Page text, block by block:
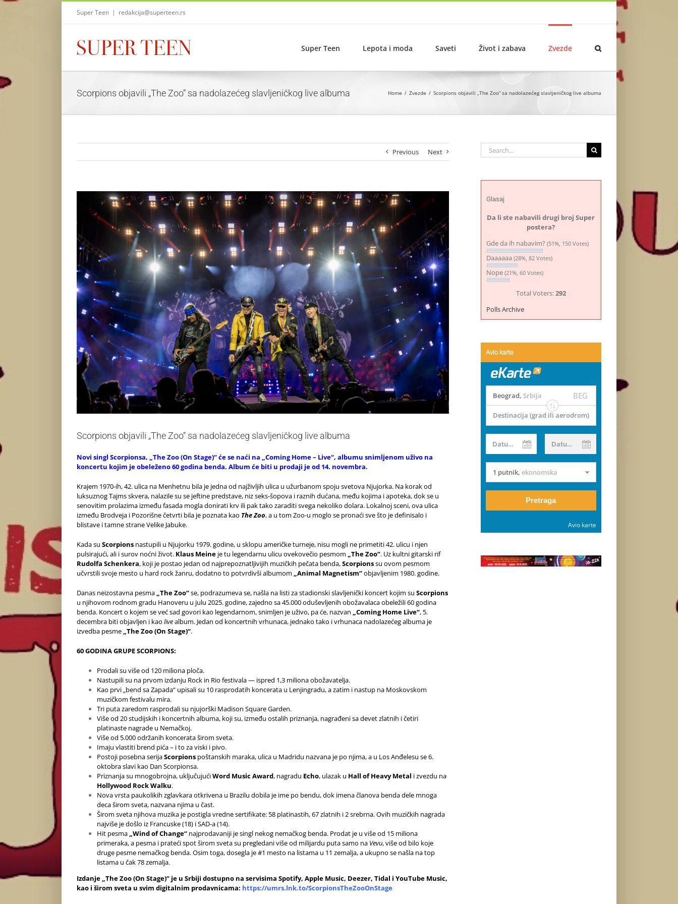
Skip
Super Teen | redakcija@superteen.rs
Super Teen Lepota i moda Saveti Život i zabava Zvezde
Scorpions objavili „The Zoo“ sa nadolazećeg slavljeničkog live albuma Home Zvezde Scorpions objavili „The Zoo“ sa nadolazećeg slavljeničkog live albuma
Previous Next
Image
Scorpions objavili „The Zoo“ sa nadolazećeg slavljeničkog live albuma
Novi singl Scorpionsa, „The Zoo (On Stage)“ će se naći na „Coming Home – Live“, albumu snimljenom uživo na
koncertu kojim je obeleženo 60 godina benda. Album će biti u prodaji je od 14. novembra.
Krajem 1970-ih, 42. ulica na Menhetnu bila je jedna od najživljih ulica u užurbanom spoju svetova Njujorka. Na korak od
luksuznog Tajms skvera, nalazile su se jeftine predstave, niz seks-šopova i raznih dućana, među kojima i apoteka, dok se u
senovitim prolazima između fasada mogla donirati krv ili pak tako zaraditi svega nekoliko dolara. Lokalnoj sceni, ova ulica
između Brodveja i Pozorišne četvrti bila je poznata kao The Zoo, a u tom Zoo-u moglo se pronaći sve što je definisalo i
blistave i tamne strane Velike Jabuke.
Kada su Scorpions nastupili u Njujorku 1979. godine, u sklopu američke turneje, nisu mogli ne primetiti 42. ulicu i njen
pulsirajući, ali i surov noćni život. Klaus Meine je tu legendarnu ulicu ovekovečio pesmom „The Zoo“. Uz kultni gitarski rif
Rudolfa Schenkera, koji je postao jedan od najprepoznatljivijih muzičkih pečata benda,Scorpionssu ovom pesmom
učvrstili svoje mesto u hard rock žanru, dodatno to potvrdivši albumom „Animal Magnetism“objavljenim 1980. godine.
Danas neizostavna pesma „The Zoo“se, podrazumeva se, našla na listi za stadionski slavljenički koncert kojim su Scorpions
u njihovom rodnom gradu Hanoveru u julu 2025. godine, zajedno sa 45.000 oduševljenih obožavalaca obeležili 60 godina
benda. Koncert o kojem se već sad govori kao legendarnom, snimljen je uživo, pa će, nazvan „Coming Home Live“, 5.
decembra biti objavljen i kao livealbum. Jedan od koncertnih vrhunaca, jednako tako i vrhunaca nadolazećeg albuma je
izvedba pesme „The Zoo (On Stage)“.
60 GODINA GRUPE SCORPIONS:
Prodali su više od 120 miliona ploča.
Nastupili su na prvom izdanju Rock in Rio festivala — ispred 1,3 miliona obožavatelja.
Kao prvi „bend sa Zapada“ upisali su 10 rasprodatih koncerata u Lenjingradu, a zatim i nastup na Moskovskom
muzičkom festivalu mira.
Tri puta zaredom rasprodali su njujorški Madison Square Garden.
Više od 20 studijskih i koncertnih albuma, koji su, između ostalih priznanja, nagrađeni sa devet zlatnih i četiri
platinaste nagrade u Nemačkoj.
Više od 5.000 održanih koncerata širom sveta.
Imaju vlastiti brend pića – i to za viski i pivo.
Postoji posebna serijaScorpions poštanskih maraka, ulica u Madridu nazvana je po njima, a u Los Anđelesu se 6.
oktobra slavi kao Dan Scorpionsa.
Priznanja su mnogobrojna, uključujućiWord Music Award, nagradu Echo, ulazak u Hall of Heavy Metal i zvezdu na
Hollywood Rock Walku.
Nova vrsta paukolikih zglavkara otkrivena u Brazilu dobila je ime po bendu, dok imena članova benda dele mnoga
deca širom sveta, nazvana njima u čast.
Širom sveta njihova muzika je postigla vredne sertifikate: 58 platinastih, 67 zlatnih i 2 srebrna. Ovih muzičkih nagrada
najviše je došlo iz Francuske (18) i SAD-a (14).
Hit pesma „Wind of Change“ najprodavaniji je singl nekog nemačkog benda. Prodat je u više od 15 miliona
primeraka, a pesma i prateći spot širom sveta su pregledani više od milijardu puta samo na Vevu, više od bilo koje
druge pesme nemačkog benda. Osim toga, dosegla je #1 mesto na listama u 11 zemalja, a ukupno se našla na top
listama u čak 78 zemalja.
Izdanje „The Zoo (On Stage)“ je u Srbiji dostupno na servisima Spotify, Apple Music, Deezer, Tidal i YouTube Music,
kao i širom sveta u svim digitalnim prodavnicama: https://umrs.lnk.to/ScorpionsTheZooOnStage
Search
for:
Glasaj
Da li ste nabavili drugi broj Super
postera?
Gde da ih nabavim? (51%, 150 Votes)
Daaaaaa (28%, 82 Votes)
Nope (21%, 60 Votes)
Total Voters:292
Polls Archive
Avio karte
Beograd, Srbija BEG
Destinacija (grad ili aerodrom)
Datum od Datum do
1 putnik, ekonomska
Pretraga
Avio karte